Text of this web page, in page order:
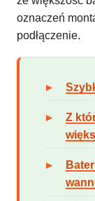
oznaczeń
podłączenie.
Z